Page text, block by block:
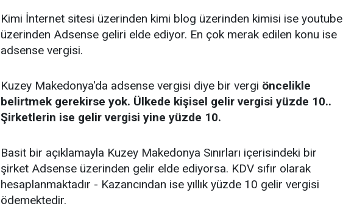
Kimi İnternet sitesi üzerinden kimi blog üzerinden kimisi ise youtube
üzerinden Adsense geliri elde ediyor. En çok merak edilen konu ise
adsense vergisi.
Kuzey Makedonya'da adsense vergisi diye bir vergi öncelikle
belirtmek gerekirse yok. Ülkede kişisel gelir vergisi yüzde 10..
Şirketlerin ise gelir vergisi yine yüzde 10.
Basit bir açıklamayla Kuzey Makedonya Sınırları içerisindeki bir
şirket Adsense üzerinden gelir elde ediyorsa. KDV sıfır olarak
hesaplanmaktadır - Kazancından ise yıllık yüzde 10 gelir vergisi
ödemektedir.